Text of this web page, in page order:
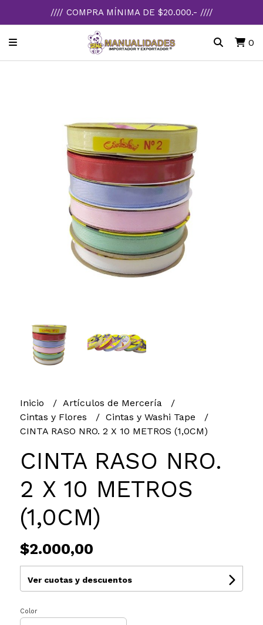
//// COMPRA MÍNIMA DE $20.000.- ////
0
Inicio
Artículos de Mercería
Cintas y Flores
Cintas y Washi Tape
CINTA RASO NRO. 2 X 10 METROS (1,0CM)
CINTA RASO NRO.
2 X 10 METROS
(1,0CM)
$2.000,00
Ver cuotas y descuentos
Color